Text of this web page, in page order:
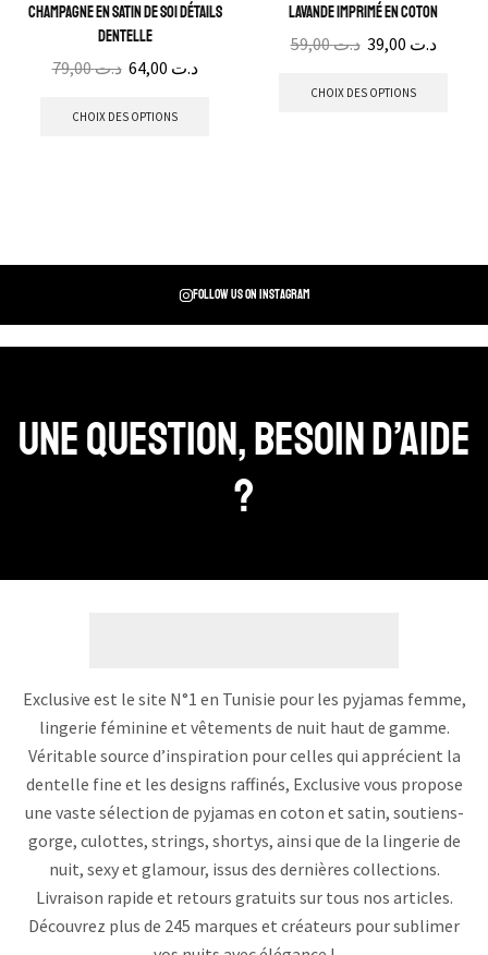
champagne en satin de soi détails
dentelle
د.ت79,00 د.ت
CHOIX DES OPTIONS
lavande imprimé en coton
د.ت59,00 د.ت
CHOIX DES OPTIONS
Follow us on instagram
Une question, Besoin d’aide
?
Exclusive est le site N°1 en Tunisie pour les pyjamas femme,
lingerie féminine et vêtements de nuit haut de gamme.
Véritable source d’inspiration pour celles qui apprécient la
dentelle fine et les designs raffinés, Exclusive vous propose
une vaste sélection de pyjamas en coton et satin, soutiens-
gorge, culottes, strings, shortys, ainsi que de la lingerie de
nuit, sexy et glamour, issus des dernières collections.
Livraison rapide et retours gratuits sur tous nos articles.
Découvrez plus de 245 marques et créateurs pour sublimer